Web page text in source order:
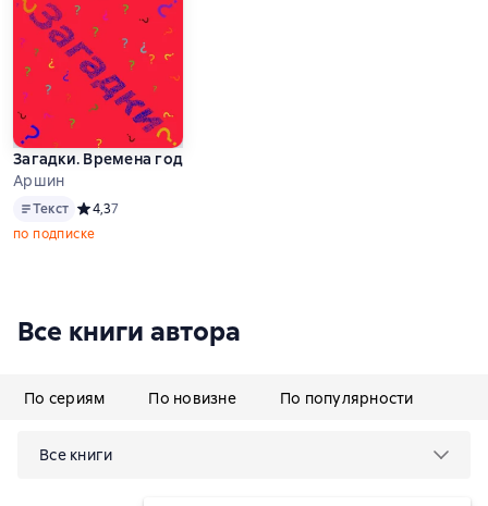
Загадки. Времена года. Месяцы. Дни недели
Аршин
Текст
Текст Средний рейтинг 4,3 на основе 7 оценок
4,37
по подписке
Все книги автора
По сериям По новизне По популярности
Все книги